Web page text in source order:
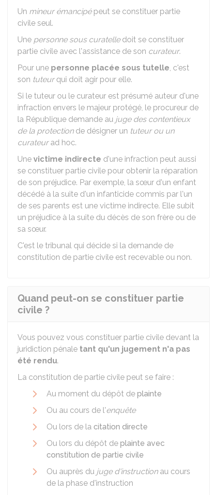
Un mineur émancipépeut se constituer partie
civile seul.
Une personne sous curatelledoit se constituer
partie civile avec l'assistance de son curateur.
Pour une personne placée sous tutelle, c'est
son tuteurqui doit agir pour elle.
Si le tuteur ou le curateur est présumé auteur d'une
infraction envers le majeur protégé, le procureur de
la République demande au juge des contentieux
de la protectionde désigner un tuteur ou un
curateur ad hoc.
Une victime indirecte d'une infraction peut aussi
se constituer partie civile pour obtenir la réparation
de son préjudice. Par exemple, la sœur d'un enfant
décédé à la suite d'un infanticide commis par l'un
de ses parents est une victime indirecte. Elle subit
un préjudice à la suite du décès de son frère ou de
sa sœur.
C'est le tribunal qui décide si la demande de
constitution de partie civile est recevable ou non.
Quand peut-on se constituer partie
civile ?
Vous pouvez vous constituer partie civile devant la
juridiction pénale tant qu'un jugement n'a pas
été rendu.
La constitution de partie civile peut se faire :
Au moment du dépôt de plainte
Ou au cours de l'enquête
Ou lors de la citation directe
Ou lors du dépôt de plainte avec
constitution de partie civile
Ou auprès du juge d'instructionau cours
de la phase d'instruction